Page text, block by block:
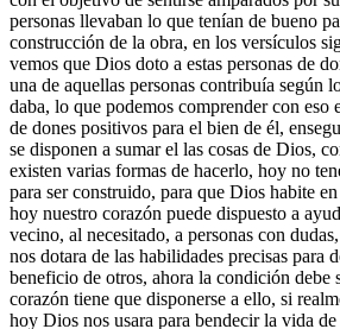
personas llevaban lo que tenían de bueno
construcción de la obra, en los versículos
vemos que Dios doto a estas personas de
una de aquellas personas contribuía según
daba, lo que podemos comprender con eso
de dones positivos para el bien de él,
se disponen a sumar el las cosas de Dios,
existen varias formas de hacerlo, hoy no
para ser construido, para que Dios habite
hoy nuestro corazón puede dispuesto a
vecino, al necesitado, a personas con
nos dotara de las habilidades precisas para
beneficio de otros, ahora la condición debe
corazón tiene que disponerse a ello, si
hoy Dios nos usara para bendecir la vida de